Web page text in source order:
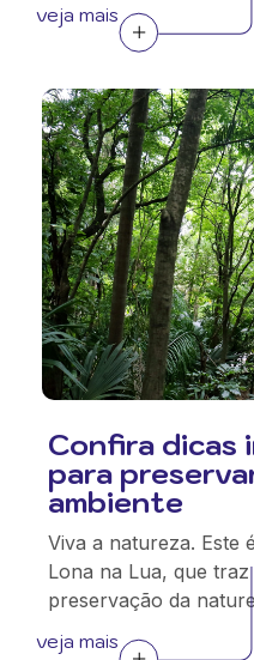
veja mais
Confira dicas
para
ambiente
Viva a natureza. Este
Lona na Lua, que
preservação da
veja mais